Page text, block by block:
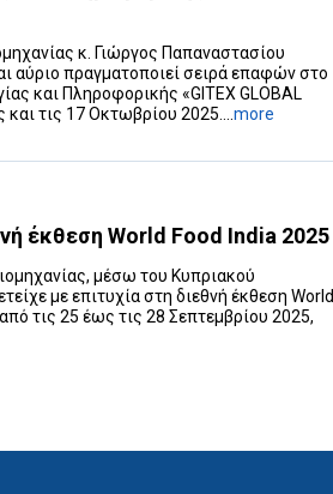
κ. Γιώργος Παπαναστασίου
αύριο πραγματοποιεί σειρά επαφών στο
και Πληροφορικής «GITEX GLOBAL
και τις 17 Οκτωβρίου 2025....more
έκθεση World Food India 2025
μέσω του Κυπριακού
με επιτυχία στη διεθνή έκθεση World
τις 25 έως τις 28 Σεπτεμβρίου 2025,